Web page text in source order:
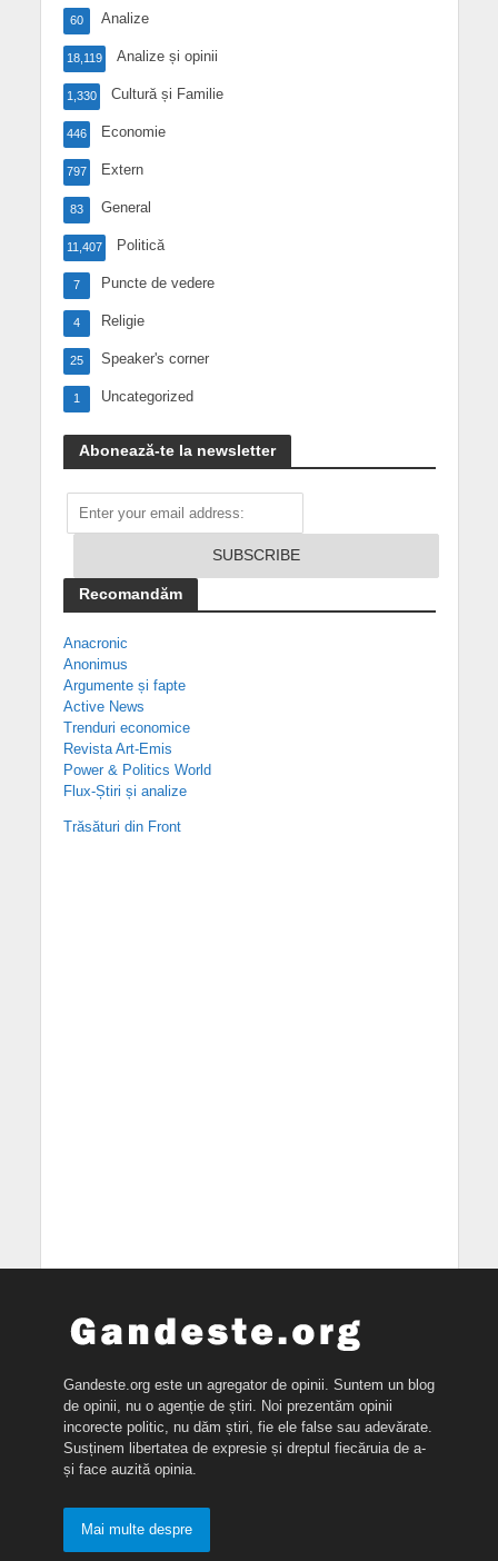
Analize
60
Analize și opinii
18,119
Cultură și Familie
1,330
Economie
446
Extern
797
General
83
Politică
11,407
Puncte de vedere
7
Religie
4
Speaker's corner
25
Uncategorized
1
Abonează-te la newsletter
Recomandăm
Anacronic
Anonimus
Argumente și fapte
Active News
Trenduri economice
Revista Art-Emis
Power & Politics World
Flux-Știri și analize
Trăsături din Front
Gandeste.org este un agregator de opinii. Suntem un blog
de opinii, nu o agenție de știri. Noi prezentăm opinii
incorecte politic, nu dăm știri, fie ele false sau adevărate.
Susținem libertatea de expresie și dreptul fiecăruia de a-
și face auzită opinia.
Mai multe despre